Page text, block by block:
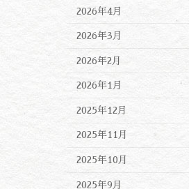
2026年4月
2026年3月
2026年2月
2026年1月
2025年12月
2025年11月
2025年10月
2025年9月